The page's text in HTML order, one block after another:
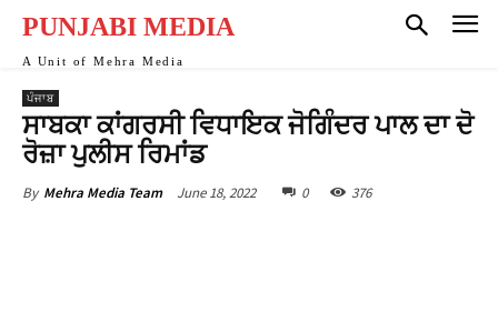
panel
PUNJABI MEDIA
A Unit of Mehra Media
ਪੰਜਾਬ
ਸਾਬਕਾ ਕਾਂਗਰਸੀ ਵਿਧਾਇਕ ਜੋਗਿੰਦਰ ਪਾਲ ਦਾ ਦੋ
ਰੋਜ਼ਾ ਪੁਲੀਸ ਰਿਮਾਂਡ
By Mehra Media Team June 18, 2022 0 376